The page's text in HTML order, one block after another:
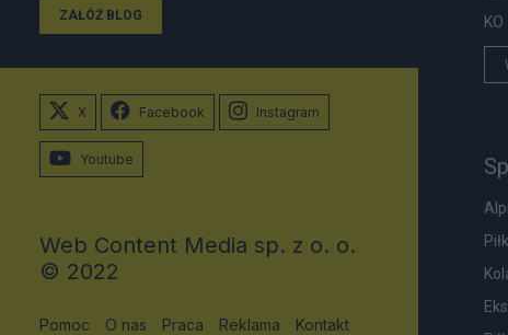
ZAŁÓŻ BLOG
KO
X Facebook Instagram
Youtube
Web Content Media sp. z o. o.
© 2022
Pomoc O nas Praca Reklama Kontakt